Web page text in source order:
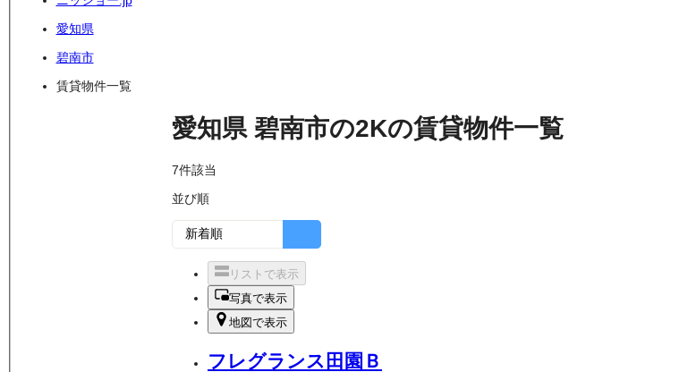
愛知県
碧南市
賃貸物件一覧
愛知県 碧南市の2Kの賃貸物件一覧
7件該当
並び順
リストで表示
写真で表示
地図で表示
フレグランス田園Ｂ